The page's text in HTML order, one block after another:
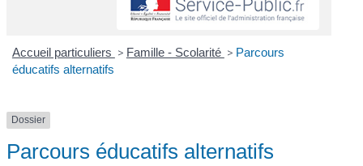
Accueil particuliers > Famille - Scolarité > Parcours
éducatifs alternatifs
Dossier
Parcours éducatifs alternatifs